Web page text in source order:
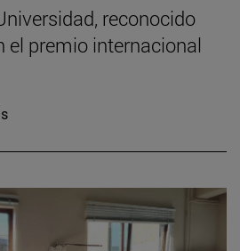
reconocido
el premio internacional